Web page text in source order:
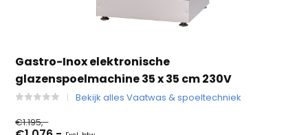
Gastro-Inox elektronische
glazenspoelmachine 35 x 35 cm 230V
Bekijk alles Vaatwas & spoeltechniek
€1.195,-